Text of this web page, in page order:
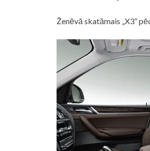
Ženēvā skatāmais „X3”